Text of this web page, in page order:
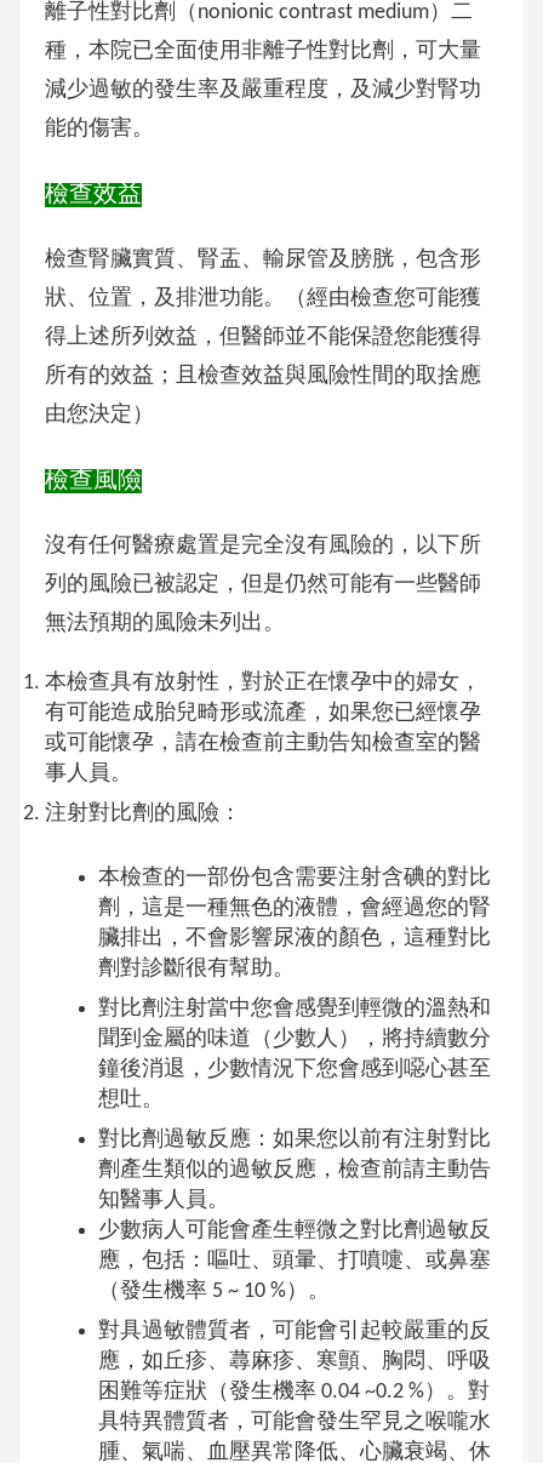
離子性對比劑（nonionic contrast medium）二
種，本院已全面使用非離子性對比劑，可大量
減少過敏的發生率及嚴重程度，及減少對腎功
能的傷害。
檢查效益
檢查腎臟實質、腎盂、輸尿管及膀胱，包含形
狀、位置，及排泄功能。（經由檢查您可能獲
得上述所列效益，但醫師並不能保證您能獲得
所有的效益；且檢查效益與風險性間的取捨應
由您決定）
檢查風險
沒有任何醫療處置是完全沒有風險的，以下所
列的風險已被認定，但是仍然可能有一些醫師
無法預期的風險未列出。
本檢查具有放射性，對於正在懷孕中的婦女，
有可能造成胎兒畸形或流產，如果您已經懷孕
或可能懷孕，請在檢查前主動告知檢查室的醫
事人員。
注射對比劑的風險：
本檢查的一部份包含需要注射含碘的對比
劑，這是一種無色的液體，會經過您的腎
臟排出，不會影響尿液的顏色，這種對比
劑對診斷很有幫助。
對比劑注射當中您會感覺到輕微的溫熱和
聞到金屬的味道（少數人），將持續數分
鐘後消退，少數情況下您會感到噁心甚至
想吐。
對比劑過敏反應：如果您以前有注射對比
劑產生類似的過敏反應，檢查前請主動告
知醫事人員。
少數病人可能會產生輕微之對比劑過敏反
應，包括：嘔吐、頭暈、打噴嚏、或鼻塞
（發生機率 5 ~ 10 %）。
對具過敏體質者，可能會引起較嚴重的反
應，如丘疹、蕁麻疹、寒顫、胸悶、呼吸
困難等症狀（發生機率 0.04 ~0.2 %）。對
具特異體質者，可能會發生罕見之喉嚨水
腫、氣喘、血壓異常降低、心臟衰竭、休